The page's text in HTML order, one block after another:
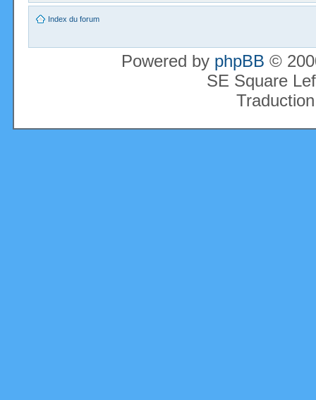
Index du forum
Powered by phpBB ©
SE Square